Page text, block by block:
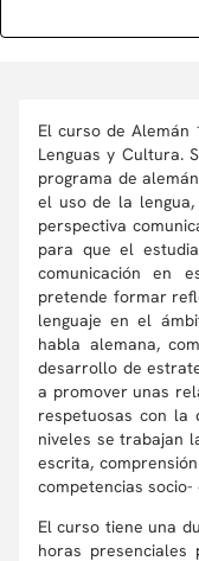
El curso de
Lenguas y Cultura.
programa de
el uso de la
perspectiva
para que el
comunicación en
pretende formar
lenguaje en el
habla alemana,
desarrollo de
a promover unas
respetuosas con la
niveles se trabajan
escrita,
competencias
El curso tiene una
horas presenciales